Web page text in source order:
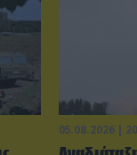
05.08.2026 |